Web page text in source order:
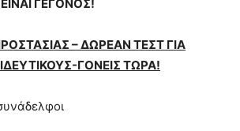
ΓΕΓΟΝΟΣ!
– ΔΩΡΕΑΝ ΤΕΣΤ ΓΙΑ
ΓΟΝΕΙΣ ΤΩΡΑ!